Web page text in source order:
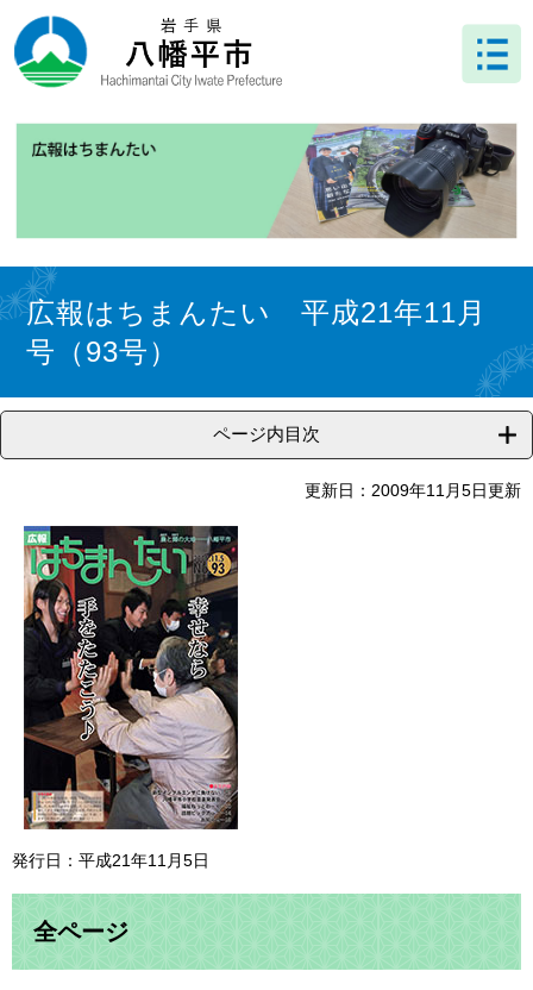
ー
ジ
ニ
ュ
文 広報はちまんたい 平成21年11月
号（93号）
ページ内目次
更新日：2009年11月5日更新
発行日：平成21年11月5日
全ページ